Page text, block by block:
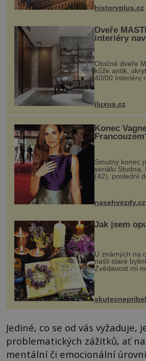
historyplus.cz
Dveře
interiéry
rozumem i
Otočné dveře
kůže antik,
40/00 Interiéry
zakázku často
rozměry nejen
dnes umož...
iluxus.cz
Konec
Smutný konec
seriálu Studna,
(42), poslední
nasehvezdy.cz
Jak jsem
U známých na
našli staré
Zvědavost mi
jsem si z nich
na chalupě se
změnil v děsivý
Jediné, co se od vás vyžaduje,
problematických zážitků, ať
mentální či emocionální